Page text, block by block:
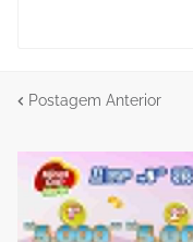
Postagem Anterior